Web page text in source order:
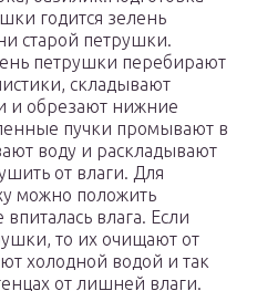
годится зелень
старой петрушки.
петрушки перебирают
складывают
и обрезают нижние
пучки промывают в
воду и раскладывают
от влаги. Для
можно положить
влага. Если
то их очищают от
холодной водой и так
от лишней влаги.